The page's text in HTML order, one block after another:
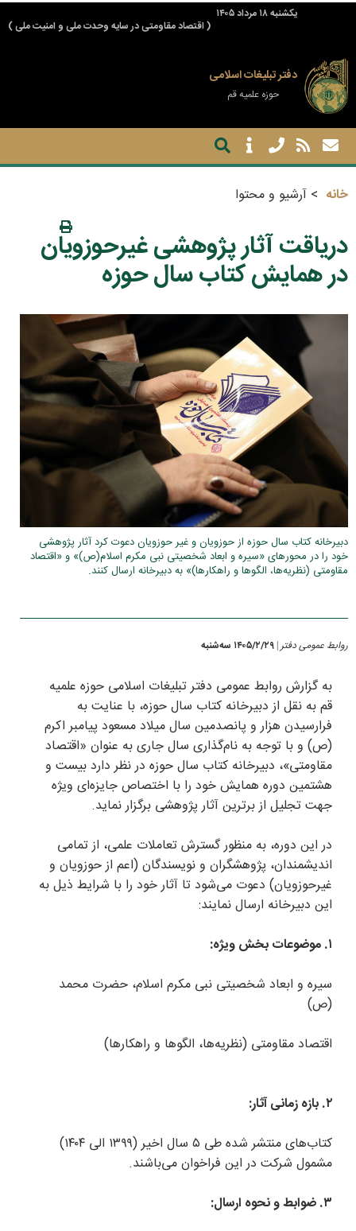
يكشنبه ۱۸ مرداد ۱۴۰۵
( اقتصاد مقاومتی در سایه وحدت ملی و امنیت ملی )
دفتر تبلیغات اسلامی
حوزه علمیه قم
خانه آرشیو و محتوا
دریاقت آثار پژوهشی غیرحوزویان
در همایش کتاب سال حوزه
دبیرخانه کتاب سال حوزه از حوزویان و غیر حوزویان دعوت کرد آثار پژوهشی
خود را در محورهای «سیره و ابعاد شخصیتی نبی مکرم اسلام(ص)» و «اقتصاد
مقاومتی (نظریه‌ها، الگوها و راهکارها)» به دبیرخانه ارسال کنند.
روابط عمومی دفتر | ۱۴۰۵/۲/۲۹ سه‌شنبه
به گزارش روابط عمومی دفتر تبلیغات اسلامی حوزه علمیه
قم به نقل از دبیرخانه کتاب سال حوزه، با عنایت به
فرارسیدن هزار و پانصدمین سال میلاد مسعود پیامبر اکرم
(ص) و با توجه به نام‌گذاری سال جاری به عنوان «اقتصاد
مقاومتی»، دبیرخانه کتاب سال حوزه در نظر دارد بیست و
هشتمین دوره همایش خود را با اختصاص جایزه‌ای ویژه
جهت تجلیل از برترین آثار پژوهشی برگزار نماید.
در این دوره، به منظور گسترش تعاملات علمی، از تمامی
اندیشمندان، پژوهشگران و نویسندگان (اعم از حوزویان و
غیرحوزویان) دعوت می‌شود تا آثار خود را با شرایط ذیل به
این دبیرخانه ارسال نمایند:
۱. موضوعات بخش ویژه:
سیره و ابعاد شخصیتی نبی مکرم اسلام، حضرت محمد
(ص)
اقتصاد مقاومتی (نظریه‌ها، الگوها و راهکارها)
۲. بازه زمانی آثار:
کتاب‌های منتشر شده طی ۵ سال اخیر (۱۳۹۹ الی ۱۴۰۴)
مشمول شرکت در این فراخوان می‌باشند.
۳. ضوابط و نحوه ارسال: